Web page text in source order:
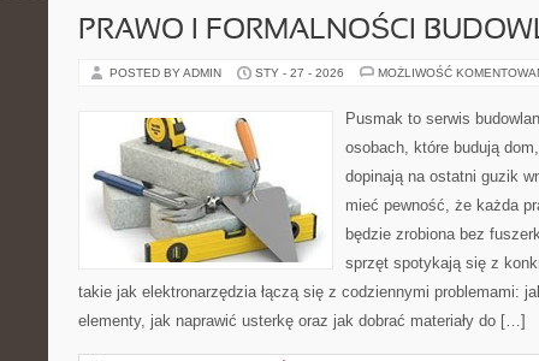
PRAWO I FORMALNOŚCI
POSTED BY ADMIN STY - 27 - 2026 MOŻLIWOŚĆ
Pusmak to serwis
osobach, które budują
dopinają na ostatni guzik
mieć pewność, że każda
będzie zrobiona bez
sprzęt spotykają się z
takie jak elektronarzędzia łączą się z codziennymi problemami:
elementy, jak naprawić usterkę oraz jak dobrać materiały do […]